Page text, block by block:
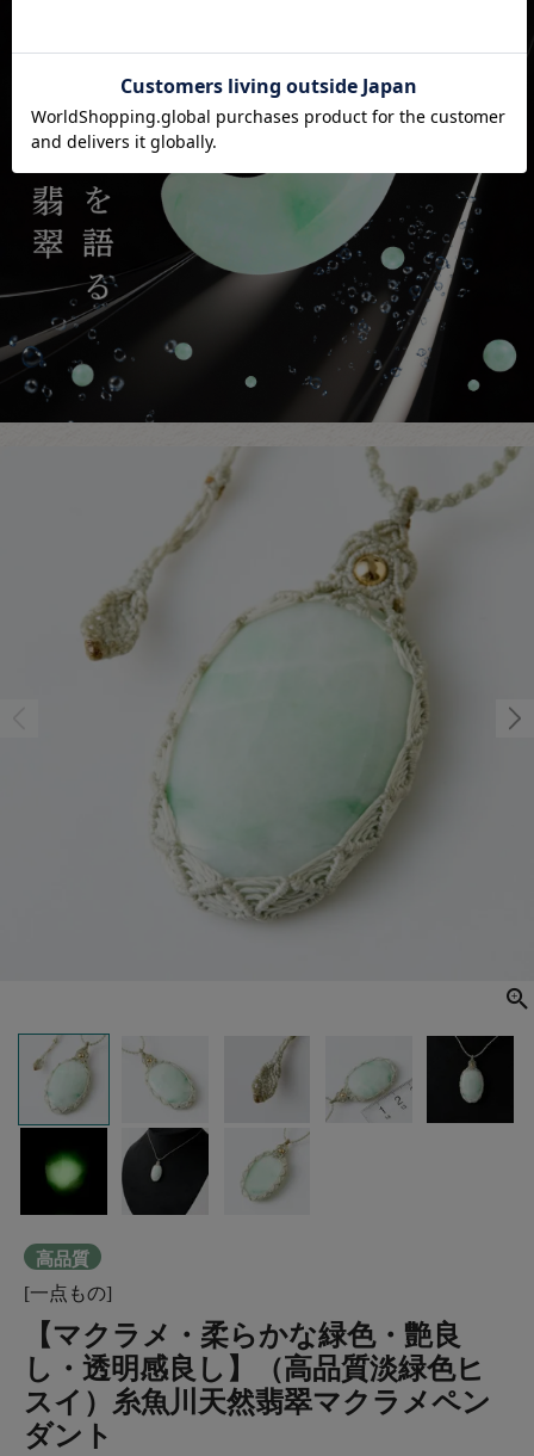
高品質
[一点もの]
【マクラメ・柔らかな緑色・艶良
し・透明感良し】（高品質淡緑色ヒ
スイ）糸魚川天然翡翠マクラメペン
ダント